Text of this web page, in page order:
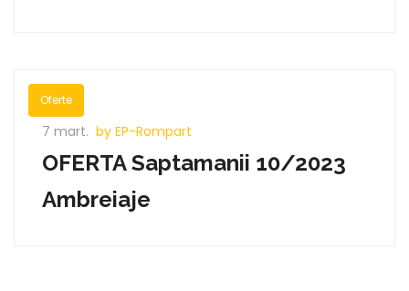
Oferte
7 mart. by EP-Rompart
OFERTA Saptamanii 10/2023
Ambreiaje